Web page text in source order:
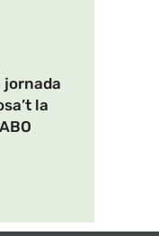
jornada
la